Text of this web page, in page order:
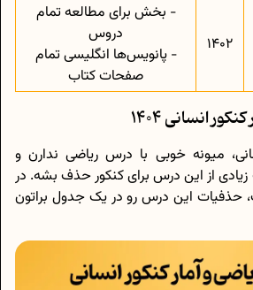
1402
- بخش برای مطالعه تمام
دروس
- پانویس‌ها انگلیسی تمام
صفحات کتاب
انسانی 1404
میونه خوبی با درس ریاضی ندارن و
از این درس برای کنکور حذف بشه. در
حذفیات این درس رو در یک جدول براتون